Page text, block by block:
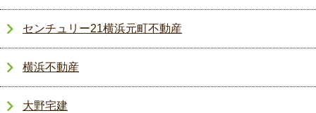
センチュリー21横浜元町不動産
横浜不動産
大野宅建